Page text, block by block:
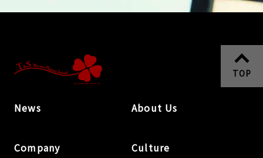
News About Us
Company Culture
TOP